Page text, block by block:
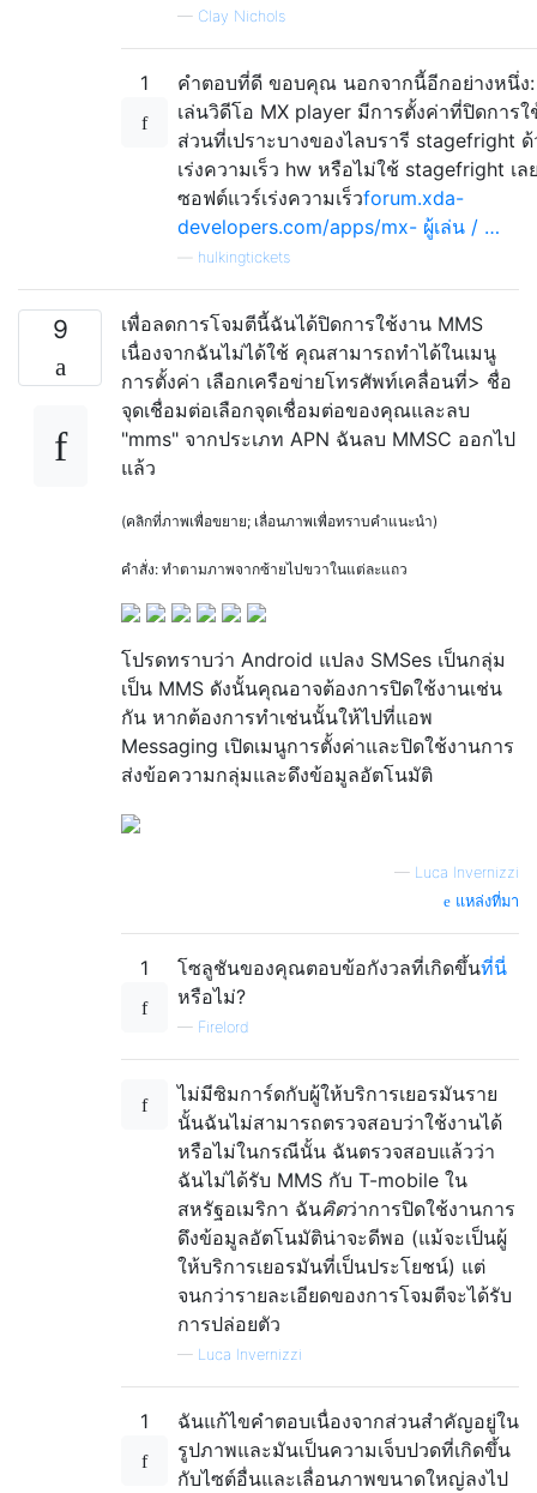
— Clay Nichols
1
คำตอบที่ดี ขอบคุณ นอกจากนี้อีกอย่างหนึ่ง:
เล่นวิดีโอ MX player มีการตั้งค่าที่ปิดการใ
ส่วนที่เปราะบางของไลบรารี stagefright
เร่งความเร็ว hw หรือไม่ใช้ stagefright เล
ซอฟต์แวร์เร่งความเร็วforum.xda-
developers.com/apps/mx- ผู้เล่น / …
hulkingtickets
9
เพื่อลดการโจมตีนี้ฉันได้ปิดการใช้งาน MMS
เนื่องจากฉันไม่ได้ใช้ คุณสามารถทำได้ในเมนู
การตั้งค่า เลือกเครือข่ายโทรศัพท์เคลื่อนที่> ชื่อ
จุดเชื่อมต่อเลือกจุดเชื่อมต่อของคุณและลบ
"mms" จากประเภท APN ฉันลบ MMSC ออกไป
แล้ว
(คลิกที่ภาพเพื่อขยาย; เลื่อนภาพเพื่อทราบคำแนะนำ)
คำสั่ง: ทำตามภาพจากซ้ายไปขวาในแต่ละแถว
โปรดทราบว่า Android แปลง SMSes เป็นกลุ่ม
เป็น MMS ดังนั้นคุณอาจต้องการปิดใช้งานเช่น
กัน หากต้องการทำเช่นนั้นให้ไปที่แอพ
Messaging เปิดเมนูการตั้งค่าและปิดใช้งานการ
ส่งข้อความกลุ่มและดึงข้อมูลอัตโนมัติ
— Luca Invernizzi
แหล่งที่มา
1 โซลูชันของคุณตอบข้อกังวลที่เกิดขึ้นที่นี่
หรือไม่?
— Firelord
ไม่มีซิมการ์ดกับผู้ให้บริการเยอรมันราย
นั้นฉันไม่สามารถตรวจสอบว่าใช้งานได้
หรือไม่ในกรณีนั้น ฉันตรวจสอบแล้วว่า
ฉันไม่ได้รับ MMS กับ T-mobile ใน
สหรัฐอเมริกา ฉันคิดว่าการปิดใช้งานการ
ดึงข้อมูลอัตโนมัติน่าจะดีพอ (แม้จะเป็นผู้
ให้บริการเยอรมันที่เป็นประโยชน์) แต่
จนกว่ารายละเอียดของการโจมตีจะได้รับ
การปล่อยตัว
— Luca Invernizzi
1
ฉันแก้ไขคำตอบเนื่องจากส่วนสำคัญอยู่ใน
รูปภาพและมันเป็นความเจ็บปวดที่เกิดขึ้น
กับไซต์อื่นและเลื่อนภาพขนาดใหญ่ลงไป